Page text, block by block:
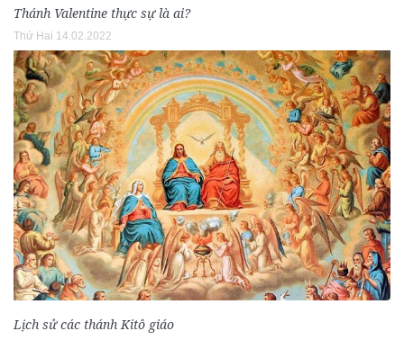
Thánh Valentine thực sự là ai?
Thứ Hai 14.02.2022
Lịch sử các thánh Kitô giáo